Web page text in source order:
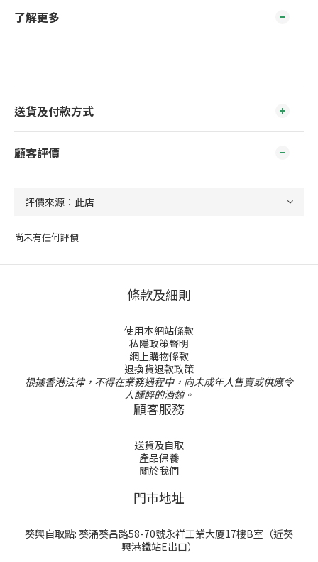
了解更多
送貨及付款方式
顧客評價
尚未有任何評價
條款及細則
使用本網站條款
私隱政策聲明
網上購物條款
退換貨退款政策
根據香港法律，不得在業務過程中，向未成年人售賣或供應令
人醺醉的酒類。
顧客服務
送貨及自取
產品保養
關於我們
門巿地址
葵興自取點: 葵涌葵昌路58-70號永祥工業大厦17樓B室（近葵
興港鐵站E出口）